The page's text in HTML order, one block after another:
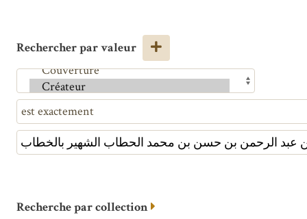
Rechercher par valeur
Recherche par collection